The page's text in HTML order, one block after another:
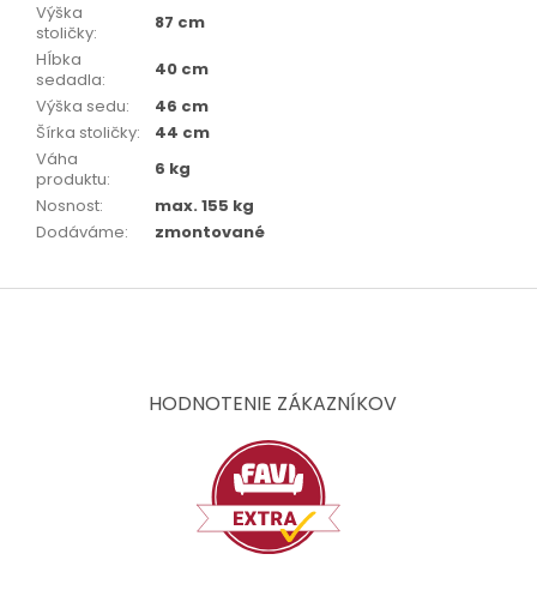
Výška
stoličky:
87 cm
Hĺbka
sedadla:
40 cm
Výška sedu:
46 cm
Šírka stoličky:
44 cm
Váha
produktu:
6 kg
Nosnost:
max. 155 kg
Dodáváme: zmontované
Z
HODNOTENIE ZÁKAZNÍKOV